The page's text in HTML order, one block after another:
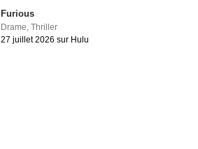
Furious
Drame,Thriller
27 juillet 2026 sur Hulu